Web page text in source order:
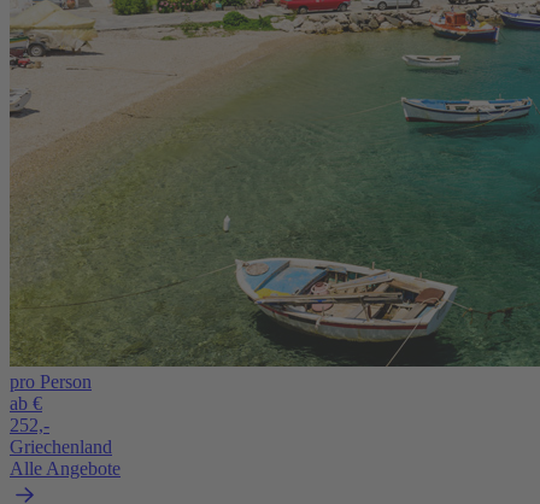
pro Person
ab €
252,-
Griechenland
Alle Angebote